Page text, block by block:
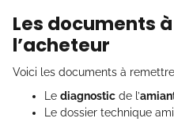
Les documents
l’acheteur
Voici les documents à remettre
Le diagnostic de l’
Le dossier technique